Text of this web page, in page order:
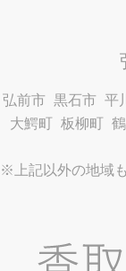
弘前市 黒石市 平
大鰐町 板柳町
※上記以外の地域